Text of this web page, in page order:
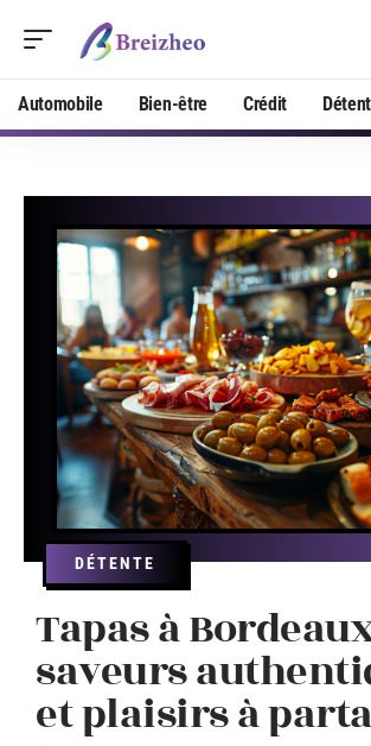
Automobile Bien-être Crédit
DÉTENTE
Tapas à
saveurs
et plaisirs à